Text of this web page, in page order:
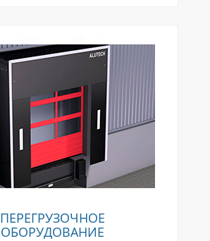
ПЕРЕГРУЗОЧНОЕ
ОБОРУДОВАНИЕ